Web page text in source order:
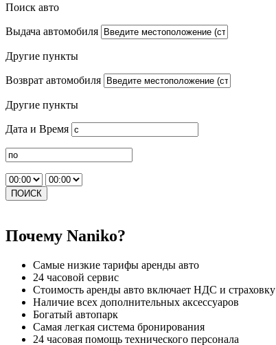
Поиск авто
Выдача автомобиля
Другие пункты
Возврат автомобиля
Другие пункты
Дата и Время
ПОИСК
Почему Naniko?
Самые низкие тарифы аренды авто
24 часовой сервис
Стоимость аренды авто включает НДС и страховку
Наличие всех дополнительных аксессуаров
Богатый автопарк
Самая легкая система бронирования
24 часовая помощь технического персонала